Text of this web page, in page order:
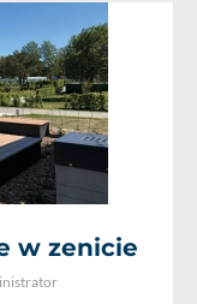
w zenicie